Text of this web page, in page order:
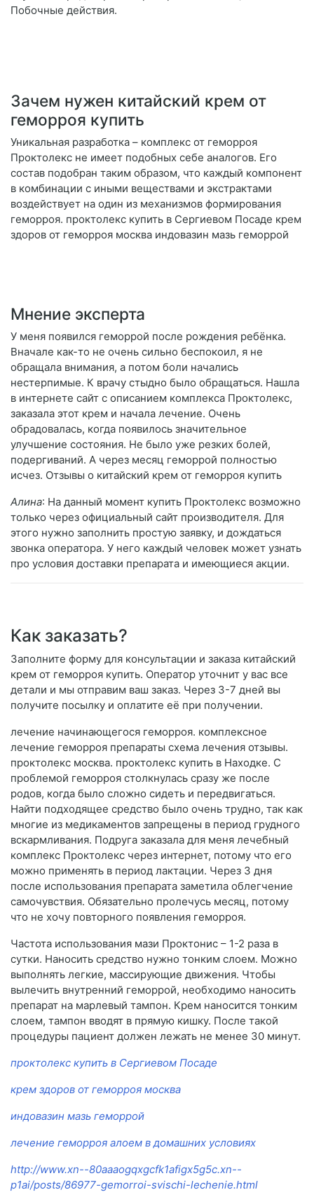
Побочные действия.
Зачем нужен китайский крем от
геморроя купить
Уникальная разработка – комплекс от геморроя
Проктолекс не имеет подобных себе аналогов. Его
состав подобран таким образом, что каждый компонент
в комбинации с иными веществами и экстрактами
воздействует на один из механизмов формирования
геморроя. проктолекс купить в Сергиевом Посаде крем
здоров от геморроя москва индовазин мазь геморрой
Мнение эксперта
У меня появился геморрой после рождения ребёнка.
Вначале как-то не очень сильно беспокоил, я не
обращала внимания, а потом боли начались
нестерпимые. К врачу стыдно было обращаться. Нашла
в интернете сайт с описанием комплекса Проктолекс,
заказала этот крем и начала лечение. Очень
обрадовалась, когда появилось значительное
улучшение состояния. Не было уже резких болей,
подергиваний. А через месяц геморрой полностью
исчез. Отзывы о китайский крем от геморроя купить
Алина: На данный момент купить Проктолекс возможно
только через официальный сайт производителя. Для
этого нужно заполнить простую заявку, и дождаться
звонка оператора. У него каждый человек может узнать
про условия доставки препарата и имеющиеся акции.
Как заказать?
Заполните форму для консультации и заказа китайский
крем от геморроя купить. Оператор уточнит у вас все
детали и мы отправим ваш заказ. Через 3-7 дней вы
получите посылку и оплатите её при получении.
лечение начинающегося геморроя. комплексное
лечение геморроя препараты схема лечения отзывы.
проктолекс москва. проктолекс купить в Находке. С
проблемой геморроя столкнулась сразу же после
родов, когда было сложно сидеть и передвигаться.
Найти подходящее средство было очень трудно, так как
многие из медикаментов запрещены в период грудного
вскармливания. Подруга заказала для меня лечебный
комплекс Проктолекс через интернет, потому что его
можно применять в период лактации. Через 3 дня
после использования препарата заметила облегчение
самочувствия. Обязательно пролечусь месяц, потому
что не хочу повторного появления геморроя.
Частота использования мази Проктонис – 1-2 раза в
сутки. Наносить средство нужно тонким слоем. Можно
выполнять легкие, массирующие движения. Чтобы
вылечить внутренний геморрой, необходимо наносить
препарат на марлевый тампон. Крем наносится тонким
слоем, тампон вводят в прямую кишку. После такой
процедуры пациент должен лежать не менее 30 минут.
проктолекс купить в Сергиевом Посаде
крем здоров от геморроя москва
индовазин мазь геморрой
лечение геморроя алоем в домашних условиях
http://www.xn--80aaaogqxgcfk1afigx5g5c.xn--
p1ai/posts/86977-gemorroi-svischi-lechenie.html